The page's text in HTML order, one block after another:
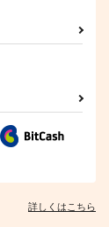
詳しくはこちら